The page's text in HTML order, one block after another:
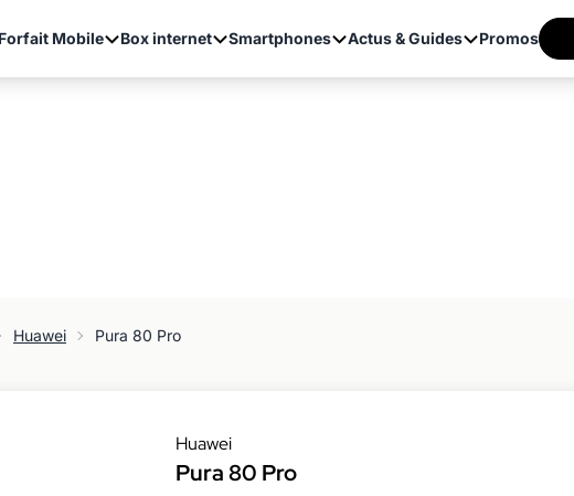
Mobile Box internet Smartphones Actus & Guides Promos
Huawei Pura 80 Pro
Huawei
Pura 80 Pro